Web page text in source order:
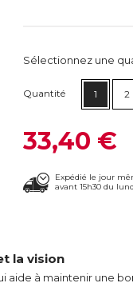
Sélectionnez une
Quantité 1 2
33,40 €
Expédié le jour
avant 15h30 du
la vision
aide à maintenir une